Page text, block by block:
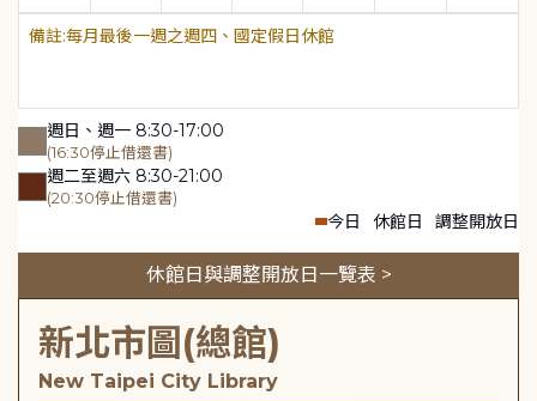
每月最後一週之週四、國定假日休館
週日、週一 8:30-17:00
(16:30停止借還書)
週二至週六 8:30-21:00
(20:30停止借還書)
今日 休館日 調整開放日
休館日與調整開放日一覽表 >
新北市圖(總館)
New Taipei City Library